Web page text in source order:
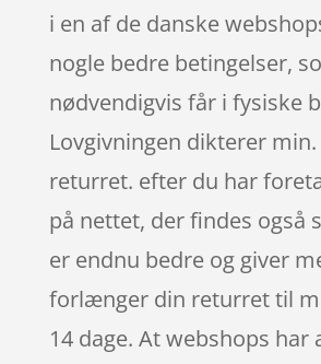
i en af de danske
nogle bedre betingelser,
nødvendigvis får i fysiske
Lovgivningen dikterer min.
returret. efter du har
på nettet, der findes også
er endnu bedre og giver
forlænger din returret til
14 dage. At webshops har